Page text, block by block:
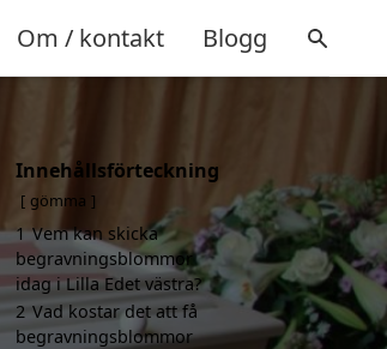
Om / kontakt Blogg
Innehållsförteckning
gömma
1 Vem kan skicka
begravningsblommor
idag i Lilla Edet västra?
2 Vad kostar det att få
begravningsblommor